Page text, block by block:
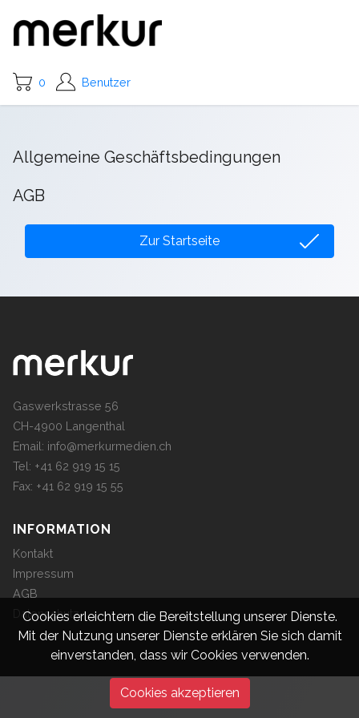
Cookies erleichtern die Bereitstellung unserer Dienste.
Mit der Nutzung unserer Dienste erklären Sie sich damit
einverstanden, dass wir Cookies verwenden.
Cookies akzeptieren
0 Benutzer
Allgemeine Geschäftsbedingungen
AGB
Zur Startseite
Gaswerkstrasse 56
CH-4900 Langenthal
Email: info@merkurmedien.ch
Tel: +41 62 919 15 15
Fax: +41 62 919 15 55
INFORMATION
Kontakt
Impressum
AGB
Datenschutz